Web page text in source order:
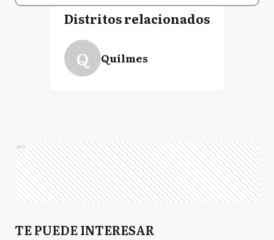
Distritos relacionados
Q Quilmes
Ads
TE PUEDE INTERESAR